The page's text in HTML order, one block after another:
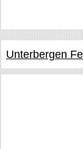
Unterbergen